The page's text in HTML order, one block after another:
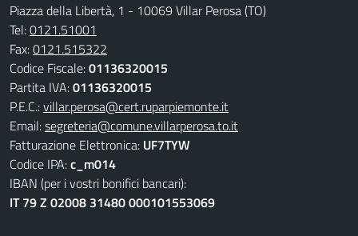
Piazza della Libertà, 1 - 10069 Villar Perosa (TO)
Tel:0121.51001
Fax:0121.515322
Codice Fiscale:01136320015
Partita IVA:01136320015
P.E.C.:villar.perosa@cert.ruparpiemonte.it
Email:segreteria@comune.villarperosa.to.it
Fatturazione Elettronica: UF7TYW
Codice IPA:c_m014
IBAN (per i vostri bonifici bancari):
IT 79 Z 02008 31480 000101553069